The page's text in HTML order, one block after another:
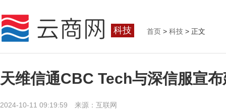
科技 首页 > 科技 > 正文
天维信通CBC Tech与深信服宣
2024-10-11 09:19:59 来源：互联网